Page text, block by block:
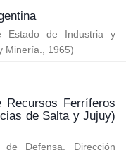
Estado de Industria y
Minería., 1965)
Recursos Ferríferos
de Salta y Jujuy)
de Defensa. Dirección